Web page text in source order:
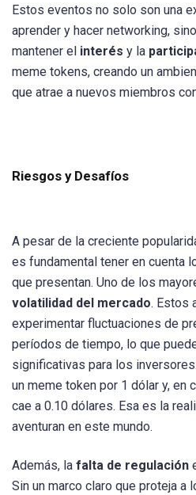
Estos eventos no solo son una
aprender y hacer networking,
mantener el interés y la
meme tokens, creando un
que atrae a nuevos miembros
Riesgos y Desafíos
A pesar de la creciente
es fundamental tener en cuenta
que presentan. Uno de los
volatilidad del mercado. Estos
experimentar fluctuaciones de
períodos de tiempo, lo que
significativas para los
un meme token por 1 dólar y, en
cae a 0.10 dólares. Esa es la
aventuran en este mundo.
Además, la falta de regulación
Sin un marco claro que proteja